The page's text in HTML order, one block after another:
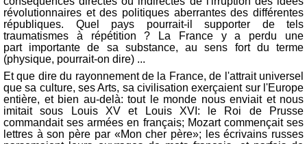
révolutionnaires et des politiques aberrantes des différentes
républiques. Quel pays pourrait-il supporter de tels
traumatismes à répétition ? La France y a perdu une
part importante de sa substance, au sens fort du terme
(physique, pourrait-on dire) ...
Et que dire du rayonnement de la France, de l'attrait universel
que sa culture, ses Arts, sa civilisation exerçaient sur l'Europe
entière, et bien au-delà: tout le monde nous enviait et nous
imitait sous Louis XV et Louis XVI: le Roi de Prusse
commandait ses armées en français; Mozart commençait ses
lettres à son père par «Mon cher père»; les écrivains russes